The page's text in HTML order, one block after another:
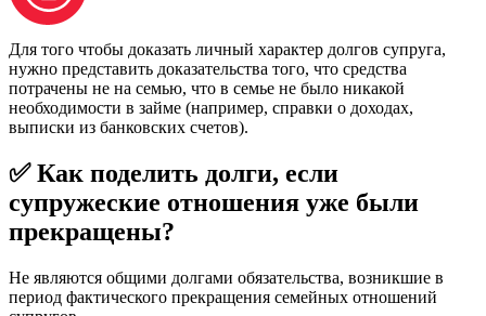
Для того чтобы доказать личный характер долгов супруга,
нужно представить доказательства того, что средства
потрачены не на семью, что в семье не было никакой
необходимости в займе (например, справки о доходах,
выписки из банковских счетов).
✅ Как поделить долги, если
супружеские отношения уже были
прекращены?
Не являются общими долгами обязательства, возникшие в
период фактического прекращения семейных отношений